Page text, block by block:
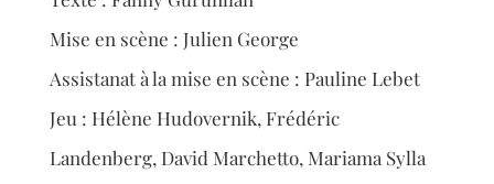
Mise en scène : Julien George
Assistanat à la mise en scène : Pauline Lebet
Jeu : Hélène Hudovernik, Frédéric
Landenberg, David Marchetto, Mariama Sylla